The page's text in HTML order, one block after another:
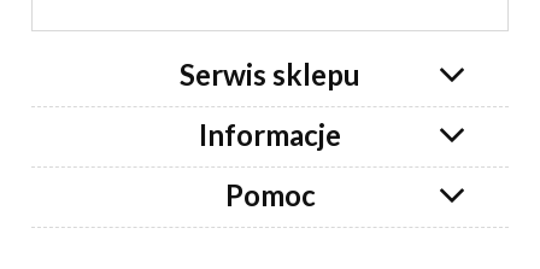
Serwis sklepu
Informacje
Pomoc